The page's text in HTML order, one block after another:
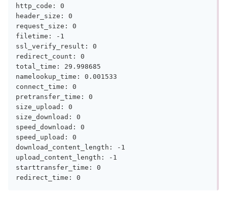
http_code: 0
header_size: 0
request_size: 0
filetime: -1
ssl_verify_result: 0
redirect_count: 0
total_time: 29.998685
namelookup_time: 0.001533
connect_time: 0
pretransfer_time: 0
size_upload: 0
size_download: 0
speed_download: 0
speed_upload: 0
download_content_length: -1
upload_content_length: -1
starttransfer_time: 0
redirect_time: 0